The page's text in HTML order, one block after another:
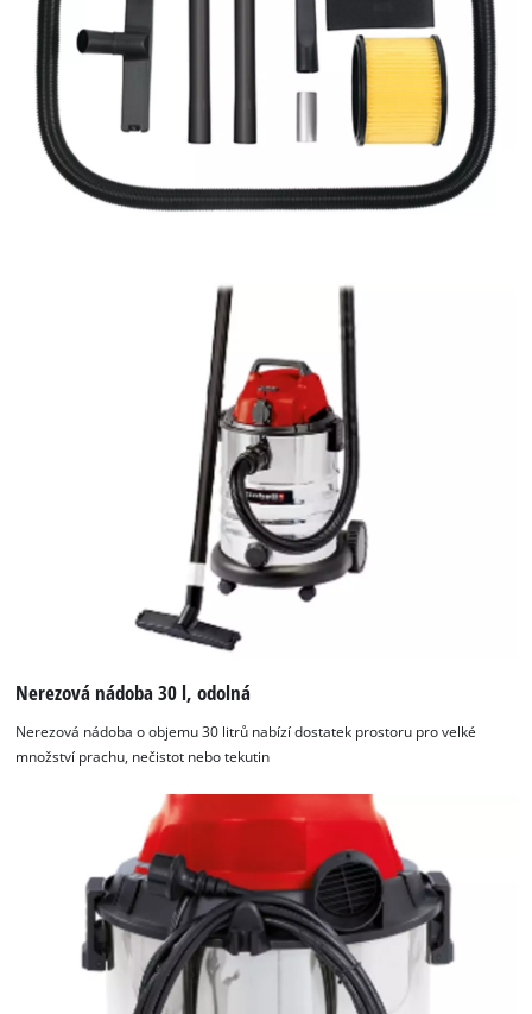
Nerezová nádoba 30 l, odolná
Nerezová nádoba o objemu 30 litrů nabízí dostatek prostoru pro velké
množství prachu, nečistot nebo tekutin